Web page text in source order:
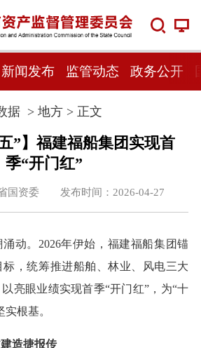
新闻发布 监管动态 政务公开
据> 地方> 正文
”】福建福船集团实现首
季“开门红”
国资委 发布时间：2026-04-27
动。2026年伊始，福建福船集团锚
，统筹推进船舶、林业、风电三大
亮眼业绩实现首季“开门红”，为“十
根基。
造捷报传